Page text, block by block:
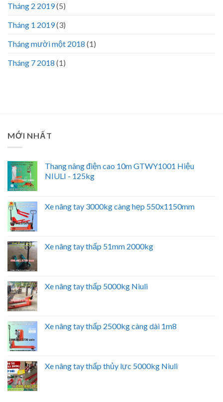
Tháng 2 2019(5)
Tháng 1 2019(3)
Tháng mười một 2018 (1)
Tháng 7 2018 (1)
MỚI NHẤT
Thang nâng điện cao 10m GTWY1001 Hiệu
NIULI - 125kg
Xe nâng tay 3000kg càng hẹp 550x1150mm
Xe nâng tay thấp 51mm 2000kg
Xe nâng tay thấp 5000kg Niuli
Xe nâng tay thấp 2500kg càng dài 1m8
Xe nâng tay thấp thủy lực 5000kg Niuli